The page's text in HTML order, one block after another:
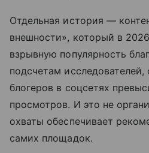
Отдельная история —
внешности», который в
взрывную популярность
подсчетам
блогеров в соцсетях
просмотров. И это не
охваты обеспечивает
самих площадок.